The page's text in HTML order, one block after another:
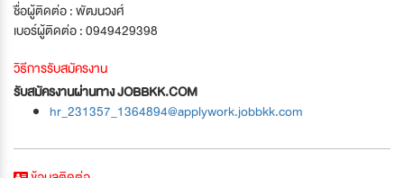
ชื่อผู้ติดต่อ : พัฒนวงศ์
เบอร์ผู้ติดต่อ : 0949429398
วิธีการรับสมัครงาน
รับสมัครงานผ่านทาง JOBBKK.COM
hr_231357_1364894@applywork.jobbkk.com